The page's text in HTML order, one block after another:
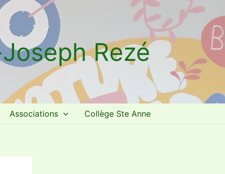
Rezé
Associations Collège Ste Anne